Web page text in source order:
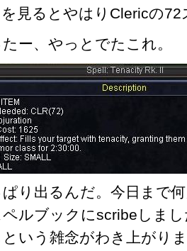
を見るとやはりClericの
ー、やっとでたこれ。
り出るんだ。今日まで
ペルブックにscribeしま
いう雑念がわき上がり